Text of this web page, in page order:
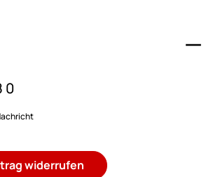
0
widerrufen